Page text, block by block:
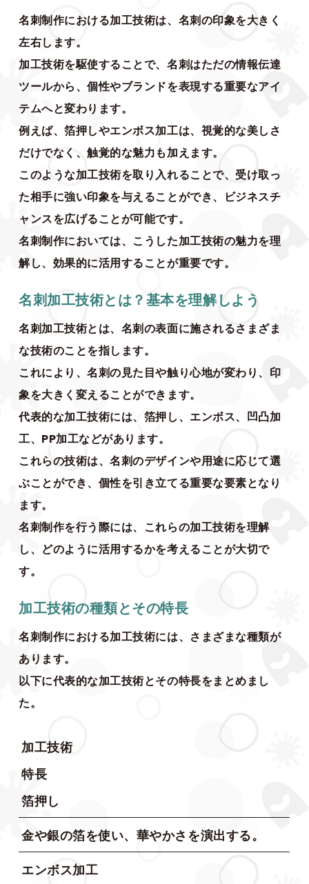
名刺制作における加工技術は、名刺の印象を大きく
左右します。
加工技術を駆使することで、名刺はただの情報伝達
ツールから、個性やブランドを表現する重要なアイ
テムへと変わります。
例えば、箔押しやエンボス加工は、視覚的な美しさ
だけでなく、触覚的な魅力も加えます。
このような加工技術を取り入れることで、受け取っ
た相手に強い印象を与えることができ、ビジネスチ
ャンスを広げることが可能です。
名刺制作においては、こうした加工技術の魅力を理
解し、効果的に活用することが重要です。
名刺加工技術とは？基本を理解しよう
名刺加工技術とは、名刺の表面に施されるさまざま
な技術のことを指します。
これにより、名刺の見た目や触り心地が変わり、印
象を大きく変えることができます。
代表的な加工技術には、箔押し、エンボス、凹凸加
工、PP加工などがあります。
これらの技術は、名刺のデザインや用途に応じて選
ぶことができ、個性を引き立てる重要な要素となり
ます。
名刺制作を行う際には、これらの加工技術を理解
し、どのように活用するかを考えることが大切で
す。
加工技術の種類とその特長
名刺制作における加工技術には、さまざまな種類が
あります。
以下に代表的な加工技術とその特長をまとめまし
た。
加工技術
特長
箔押し
金や銀の箔を使い、華やかさを演出する。
エンボス加工